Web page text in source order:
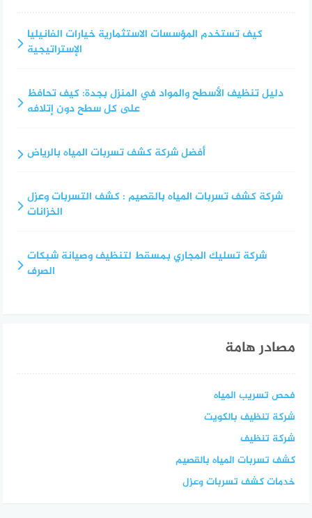
كيف تستخدم المؤسسات الاستثمارية خيارات الفانيليا
الإستراتيجية
دليل تنظيف الأسطح والمواد في المنزل بجدة: كيف تحافظ
على كل سطح دون إتلافه
أفضل شركة كشف تسربات المياه بالرياض
شركة كشف تسربات المياه بالقصيم : كشف التسربات وعزل
الخزانات
شركة تسليك المجاري بمسقط لتنظيف وصيانة شبكات
الصرف
مصادر هامة
فحص تسريب المياه
شركة تنظيف بالكويت
شركة تنظيف
كشف تسربات المياه بالقصيم
خدمات كشف تسربات وعزل